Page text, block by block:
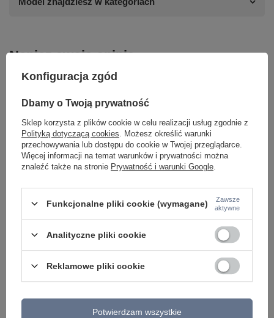
Napisz swoją opinię
Twoja ocena:
Treść twojej opinii
Dodaj własne zdjęcie produktu:
Konfiguracja zgód
Dbamy o Twoją prywatność
Sklep korzysta z plików cookie w celu realizacji usług zgodnie z
Polityką dotyczącą cookies . Możesz określić warunki
przechowywania lub dostępu do cookie w Twojej przeglądarce.
Więcej informacji na temat warunków i prywatności można
znaleźć także na stronie Prywatność i warunki Google
Funkcjonalne pliki cookie (wymagane)
Zawsze
aktywne
Analityczne pliki cookie
Reklamowe pliki cookie
Potwierdzam wszystkie